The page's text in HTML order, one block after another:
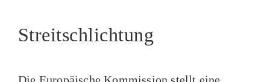
Streitschlichtung